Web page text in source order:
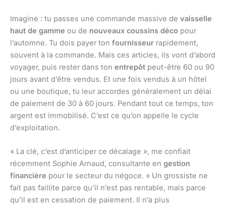
Imagine : tu passes une commande massive de vaisselle
haut de gamme ou de nouveaux coussins déco pour
l’automne. Tu dois payer ton fournisseur rapidement,
souvent à la commande. Mais ces articles, ils vont d’abord
voyager, puis rester dans ton entrepôt peut-être 60 ou 90
jours avant d’être vendus. Et une fois vendus à un hôtel
ou une boutique, tu leur accordes généralement un délai
de paiement de 30 à 60 jours. Pendant tout ce temps, ton
argent est immobilisé. C’est ce qu’on appelle le cycle
d’exploitation.
« La clé, c’est d’anticiper ce décalage », me confiait
récemment Sophie Arnaud, consultante en gestion
financière pour le secteur du négoce. « Un grossiste ne
fait pas faillite parce qu’il n’est pas rentable, mais parce
qu’il est en cessation de paiement. Il n’a plus